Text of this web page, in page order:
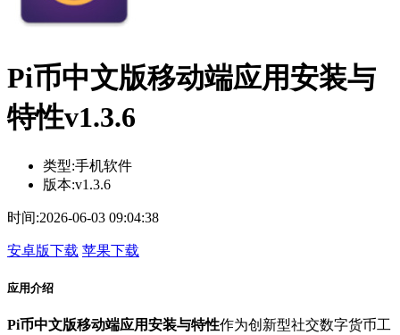
Pi币中文版移动端应用安装与
特性v1.3.6
类型:手机软件
版本:v1.3.6
时间:2026-06-03 09:04:38
安卓版下载 苹果下载
应用介绍
Pi币中文版移动端应用安装与特性作为创新型社交数字货币工